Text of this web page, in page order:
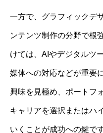
一方で、グラフィックデ
ンテンツ制作の分野で根
けては、AIやデジタルツ
媒体への対応などが重要
興味を見極め、ポートフ
キャリアを選択またはハ
いくことが成功への鍵です